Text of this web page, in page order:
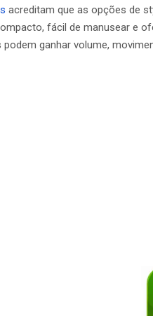
acreditam que as opções de
fácil de manusear e
ganhar volume,